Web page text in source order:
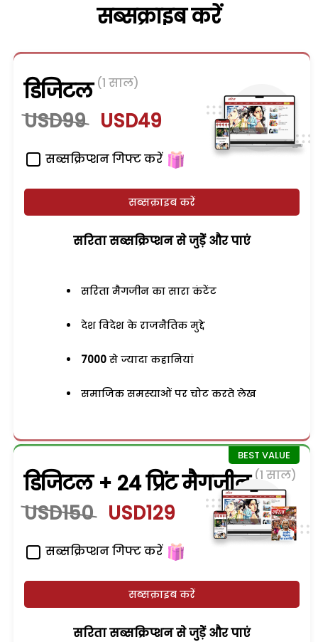
सब्सक्राइब करें
डिजिटल (1 साल)
USD99 USD49
सब्सक्रिप्शन गिफ्ट करें
सब्सक्राइब करें
सरिता सब्सक्रिप्शन से जुड़ेें और पाएं
सरिता मैगजीन का सारा कंटेंट
देश विदेश के राजनैतिक मुद्दे
7000 से ज्यादा कहानियां
समाजिक समस्याओं पर चोट करते लेख
डिजिटल + 24 प्रिंट मैगजीन (1 साल)
USD150 USD129
सब्सक्रिप्शन गिफ्ट करें
सब्सक्राइब करें
सरिता सब्सक्रिप्शन से जुड़ेें और पाएं